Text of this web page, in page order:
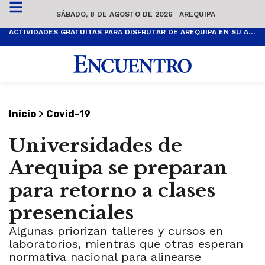
SÁBADO, 8 DE AGOSTO DE 2026 | AREQUIPA
ACTIVIDADES GRATUITAS PARA DISFRUTAR DE AREQUIPA EN SU ANIVERSARIO
Inicio > Covid-19
Universidades de
Arequipa se preparan
para retorno a clases
presenciales
Algunas priorizan talleres y cursos en
laboratorios, mientras que otras esperan
normativa nacional para alinearse